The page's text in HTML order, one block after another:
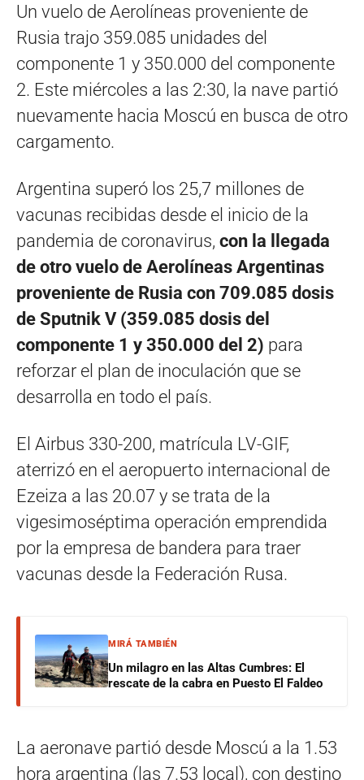
Un vuelo de Aerolíneas proveniente de
Rusia trajo 359.085 unidades del
componente 1 y 350.000 del componente
2. Este miércoles a las 2:30, la nave partió
nuevamente hacia Moscú en busca de otro
cargamento.
Argentina superó los 25,7 millones de
vacunas recibidas desde el inicio de la
pandemia de coronavirus, con la llegada
de otro vuelo de Aerolíneas Argentinas
proveniente de Rusia con 709.085 dosis
de Sputnik V (359.085 dosis del
componente 1 y 350.000 del 2) para
reforzar el plan de inoculación que se
desarrolla en todo el país.
El Airbus 330-200, matrícula LV-GIF,
aterrizó en el aeropuerto internacional de
Ezeiza a las 20.07 y se trata de la
vigesimoséptima operación emprendida
por la empresa de bandera para traer
vacunas desde la Federación Rusa.
MIRÁ TAMBIÉN
Un milagro en las Altas Cumbres: El
rescate de la cabra en Puesto El Faldeo
La aeronave partió desde Moscú a la 1.53
hora argentina (las 7.53 local), con destino